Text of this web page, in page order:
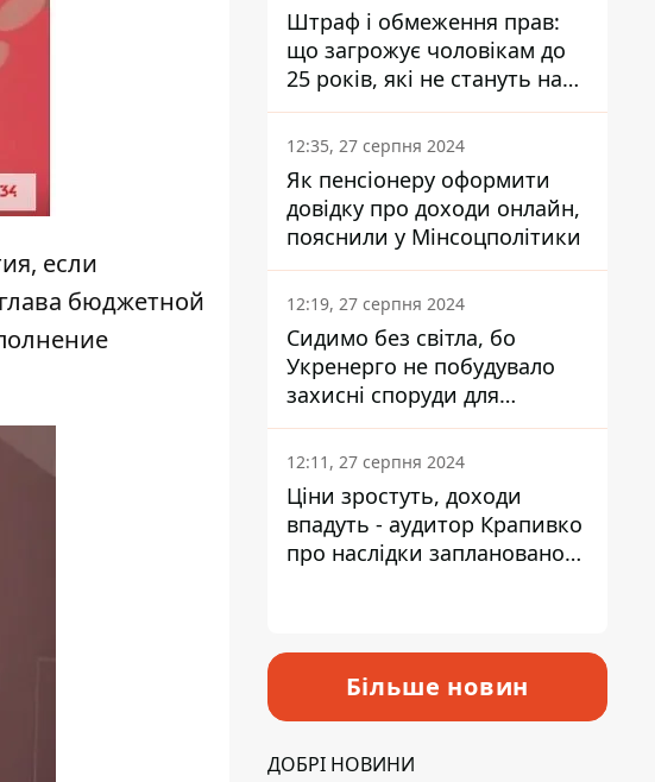
если
бюджетной
Штраф і обмеження прав:
що загрожує чоловікам до
25 років, які не стануть на
військовий облік
12:35, 27 серпня 2024
Як пенсіонеру оформити
довідку про доходи онлайн,
пояснили у Мінсоцполітики
12:19, 27 серпня 2024
Сидимо без світла, бо
Укренерго не побудувало
захисні споруди для
енергетики - нардеп
Кучеренко
12:11, 27 серпня 2024
Ціни зростуть, доходи
впадуть - аудитор Крапивко
про наслідки запланованого
Більше новин
ДОБРІ НОВИНИ